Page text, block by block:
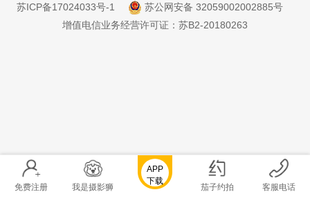
苏ICP备17024033号-1
苏公网安备 32059002002885号
增值电信业务经营许可证：苏B2-20180263
免费注册 我是摄影狮
APP
下载
茄子约拍 客服电话